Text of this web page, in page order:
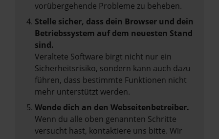
vorübergehende Probleme zu beheben.
Stelle sicher, dass dein Browser und dein
Betriebssystem auf dem neuesten Stand
sind.
Veraltete Software birgt nicht nur ein
Sicherheitsrisiko, sondern kann auch dazu
führen, dass bestimmte Funktionen nicht
mehr unterstützt werden.
Wende dich an den Webseitenbetreiber.
Wenn du alle oben genannten Schritte
versucht hast, kontaktiere uns bitte. Wir